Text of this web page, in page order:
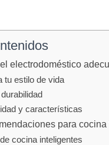
electrodoméstico
tu estilo de vida
y características
para cocina
cocina inteligentes